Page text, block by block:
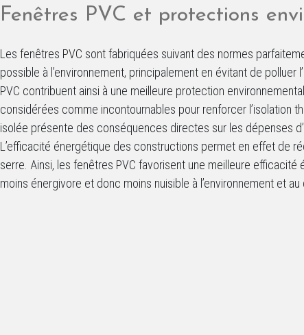
Fenêtres PVC et protections
Les fenêtres PVC sont fabriquées suivant des normes
possible à l’environnement, principalement en évitant de polluer
PVC contribuent ainsi à une meilleure protection
considérées comme incontournables pour renforcer l’isolation
isolée présente des conséquences directes sur les dépenses
L’efficacité énergétique des constructions permet en effet de
serre. Ainsi, les fenêtres PVC favorisent une meilleure efficacité
moins énergivore et donc moins nuisible à l’environnement et